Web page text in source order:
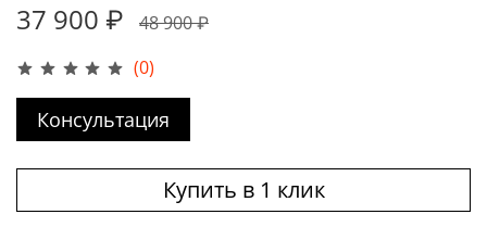
(0)
37 900 ₽ 48 900 ₽
Консультация
Купить в 1 клик